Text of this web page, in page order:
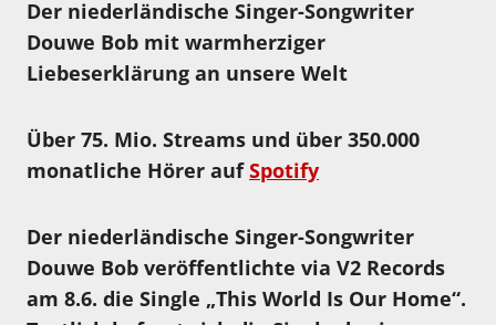
Der niederländische Singer-Songwriter
Douwe Bob mit warmherziger
Liebeserklärung an unsere Welt
Über 75. Mio. Streams und über 350.000
monatliche Hörer aufSpotify
Der niederländische Singer-Songwriter
Douwe Bob veröffentlichte via V2 Records
am 8.6. die Single „This World Is Our Home“.